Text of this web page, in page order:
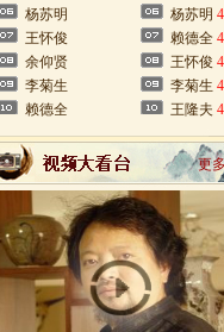
杨苏明
王怀俊
余仰贤
李菊生
赖德全
杨苏明
赖德全
王怀俊
李菊生
王隆夫
更